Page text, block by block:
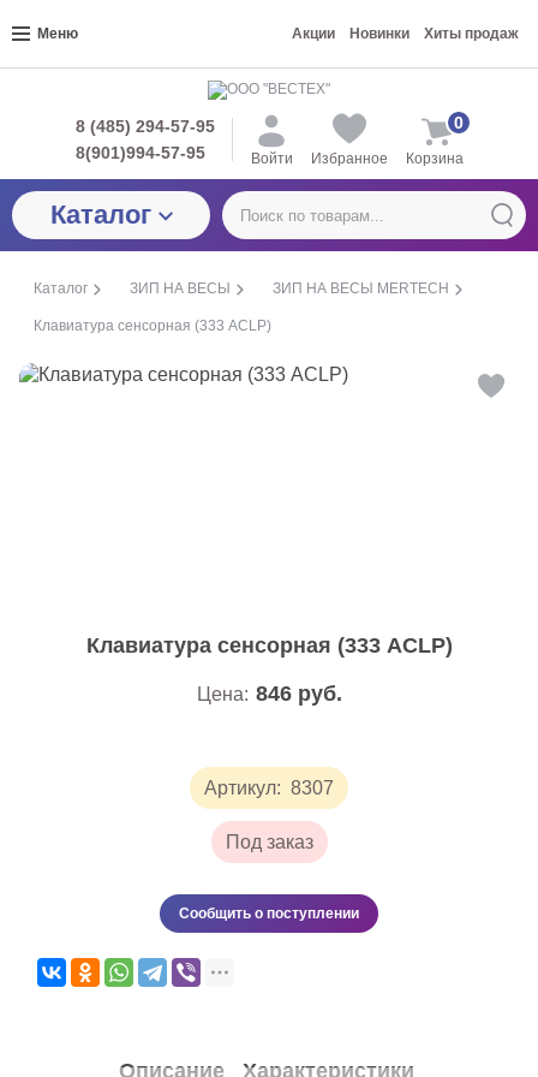
Меню Акции Новинки Хиты продаж
8 (485) 294-57-95
8(901)994-57-95
Войти Избранное Корзина
0
Каталог
Каталог ЗИП НА ВЕСЫ ЗИП НА ВЕСЫ MERTECH
Клавиатура сенсорная (333 ACLP)
Клавиатура сенсорная (333 ACLP)
Артикул: 8307
Под заказ
Цена: 846 руб.
Сообщить о поступлении
Описание Характеристики